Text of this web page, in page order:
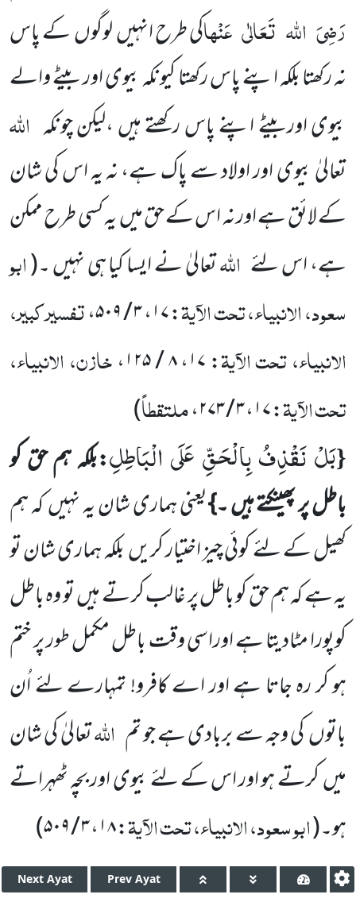
رَضِیَ اللہ تَعَالٰی عَنْہاکی طرح انہیں لوگوں کے پاس
نہ رکھتا بلکہ اپنے پاس رکھتا کیونکہ بیوی اور بیٹے والے
بیوی اوربیٹے اپنے پاس رکھتے ہیں ،لیکن چونکہ اللہ
تعالیٰ بیوی اور اولاد سے پاک ہے، نہ یہ اس کی شان
کے لائق ہے اور نہ اس کے حق میں یہ کسی طرح ممکن
ہے، اس لئے اللہتعالیٰ نے ایسا کیا ہی نہیں ۔(ابو
سعود، الانبیاء، تحت الآیۃ:۱۷،۳ / ۵۰۹ ،تفسیر کبیر،
الانبیاء، تحت الآیۃ:۱۷،۸ / ۱۲۵ ،خازن، الانبیاء،
تحت الآیۃ:۱۷،۳ / ۲۷۳ ،ملتقطاً)
{بَلْ نَقْذِفُ بِالْحَقِّ عَلَى الْبَاطِلِ:بلکہ ہم حق کو
باطل پر پھینکتے ہیں ۔}یعنی ہماری شان یہ نہیں کہ ہم
کھیل کے لئے کوئی چیز اختیار کریں بلکہ ہماری شان تو
یہ ہے کہ ہم حق کو باطل پر غالب کر تے ہیں تو وہ باطل
کوپورا مٹادیتا ہے اوراسی وقت باطل مکمل طور پر ختم
ہو کر رہ جاتا ہے اور اے کافرو! تمہارے لئے اُن
باتوں کی وجہ سے بربادی ہے جو تم اللہتعالیٰ کی شان
میں کرتے ہو اور اس کے لئے بیوی اوربچہ ٹھہراتے
ہو۔(ابو سعود، الانبیاء، تحت الآیۃ:۱۸،۳ / ۵۰۹ )
Next Ayat Prev Ayat